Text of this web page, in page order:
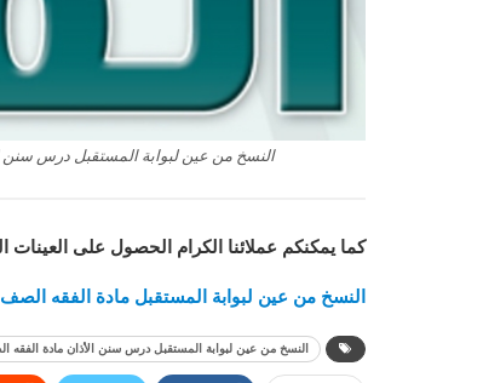
النسخ من عين لبوابة المستقبل درس سنن
كما يمكنكم عملائنا الكرام الحصول على
النسخ من عين لبوابة المستقبل مادة الفقه الصف
النسخ من عين لبوابة المستقبل درس سنن الأذان مادة الفقه الصف